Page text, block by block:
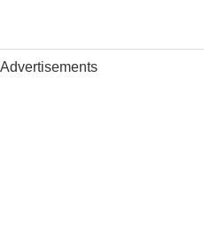
content
Advertisements